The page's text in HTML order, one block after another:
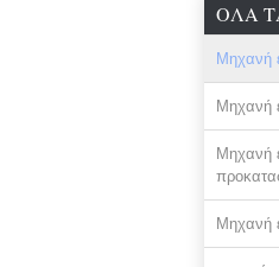
ΌΛΑ
Μηχανή
Μηχανή
Μηχανή
Μηχανή